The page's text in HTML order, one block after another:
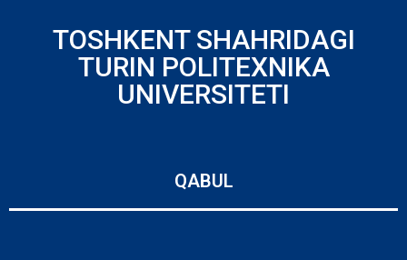
TOSHKENT SHAHRIDAGI
TURIN POLITEXNIKA
UNIVERSITETI
QABUL